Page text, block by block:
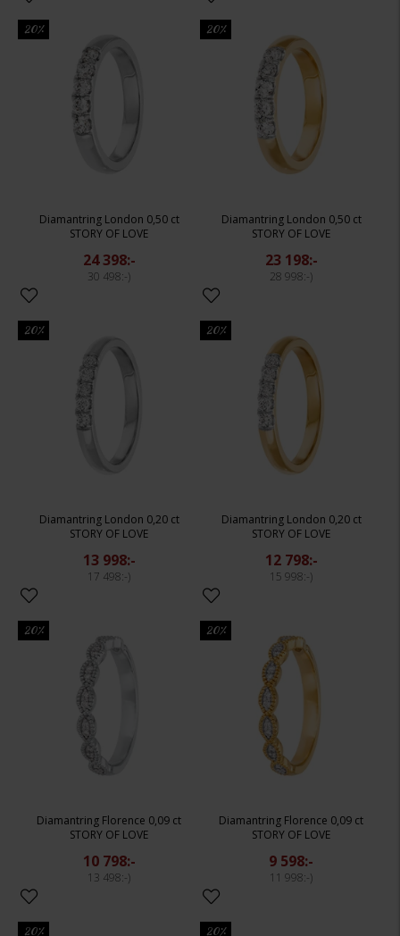
20%
Diamantring London 0,50 ct
STORY OF LOVE
24 398:-
30 498:-
20%
Diamantring London 0,50 ct
STORY OF LOVE
23 198:-
28 998:-
20%
Diamantring London 0,20 ct
STORY OF LOVE
13 998:-
17 498:-
20%
Diamantring London 0,20 ct
STORY OF LOVE
12 798:-
15 998:-
20%
Diamantring Florence 0,09 ct
STORY OF LOVE
10 798:-
13 498:-
20%
Diamantring Florence 0,09 ct
STORY OF LOVE
9 598:-
11 998:-
20% 20%